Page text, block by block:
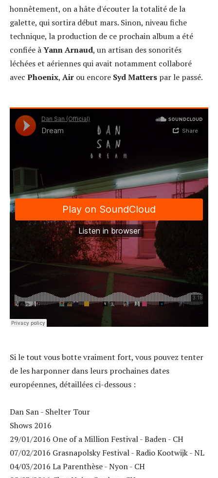
honnêtement, on a hâte d'écouter la totalité de la
galette, qui sortira début mars. Sinon, niveau fiche
technique, la production de ce prochain album a été
confiée àYann Arnaud, un artisan des sonorités
léchées et aériennes qui avait notamment collaboré
avec Phoenix, Air ou encore Syd Matters par le passé.
Si le tout vous botte vraiment fort, vous pouvez tenter
de les harponner dans leurs prochaines dates
européennes, détaillées ci-dessous :
Dan San - Shelter Tour
Shows 2016
29/01/2016 One of a Million Festival - Baden - CH
07/02/2016 Grasnapolsky Festival - Radio Kootwijk - NL
04/03/2016 La Parenthèse - Nyon - CH